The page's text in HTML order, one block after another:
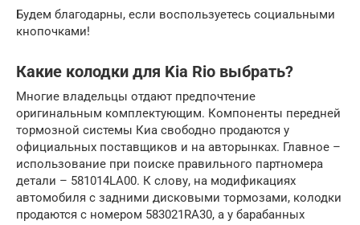
Будем благодарны, если воспользуетесь социальными
кнопочками!
Какие колодки для Kia Rio выбрать?
Многие владельцы отдают предпочтение
оригинальным комплектующим. Компоненты передней
тормозной системы Киа свободно продаются у
официальных поставщиков и на авторынках. Главное –
использование при поиске правильного партномера
детали – 581014LA00. К слову, на модификациях
автомобиля с задними дисковыми тормозами, колодки
продаются с номером 583021RA30, а у барабанных